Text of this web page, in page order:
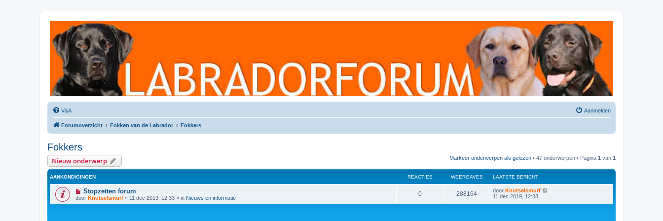
Labradorforum
Het gezelligste Labradorforum van Nederland en België!
V&A Aanmelden
Forumoverzicht Fokken van de Labrador Fokkers
Fokkers
Nieuw onderwerp Markeer onderwerpen als gelezen • 47 onderwerpen • Pagina 1 van 1
AANKONDIGINGEN REACTIES WEERGAVES LAATSTE BERICHT
Stopzetten forum
door Knutselsmurf » 11 dec 2019, 12:33 » in Nieuws en informatie
0 288164 door Knutselsmurf
11 dec 2019, 12:33